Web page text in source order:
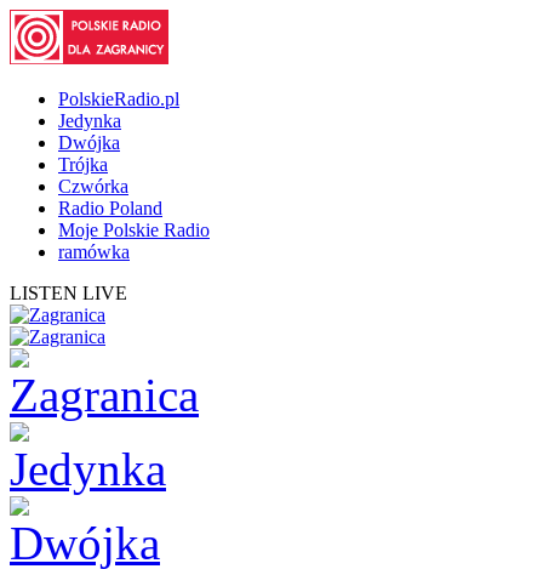
PolskieRadio.pl
Jedynka
Dwójka
Trójka
Czwórka
Radio Poland
Moje Polskie Radio
ramówka
LISTEN LIVE